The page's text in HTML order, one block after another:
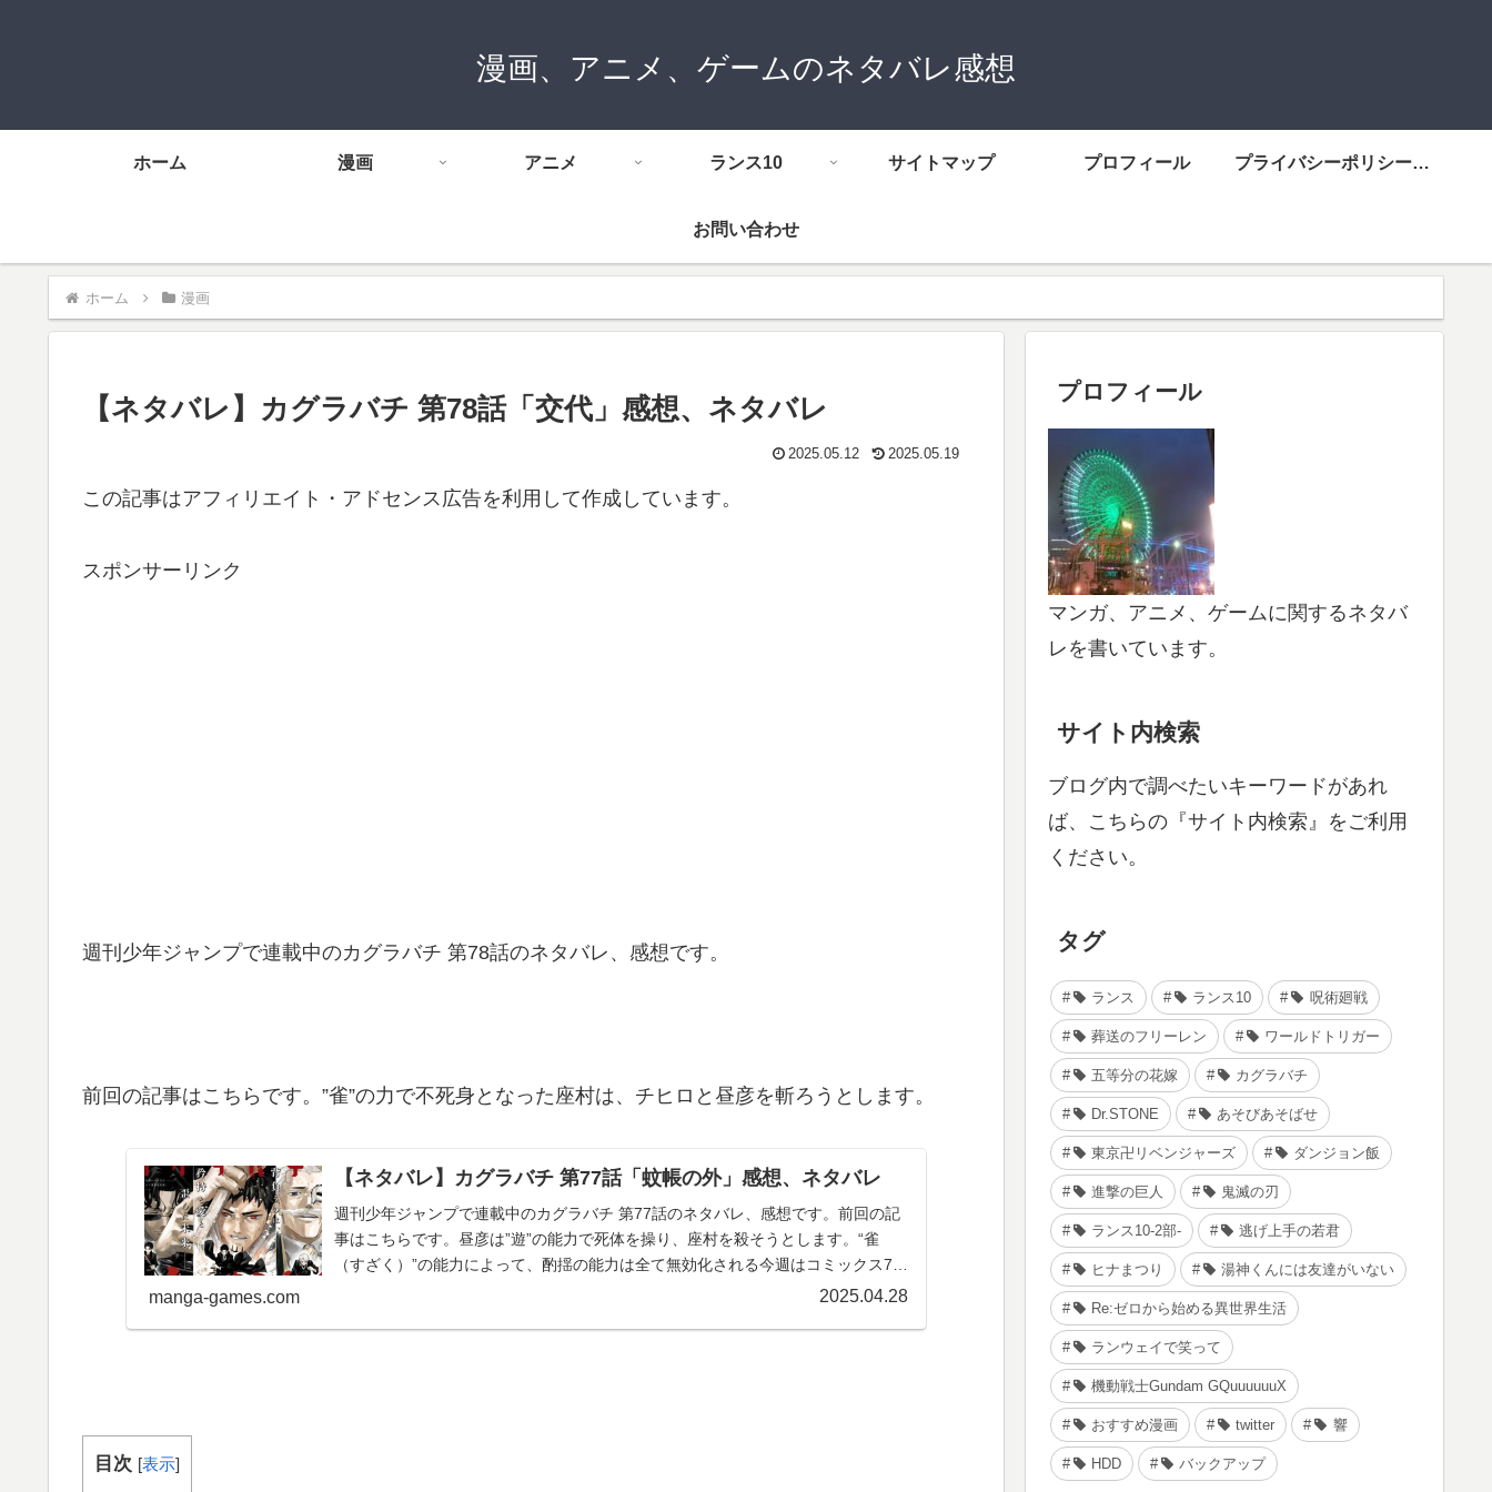
漫画、アニメ、ゲームのネタバレ感想
ホーム 漫画 アニメ ランス10 サイトマップ プロフィール プライバシーポリシーについて
お問い合わせ
ホーム 漫画
【ネタバレ】カグラバチ 第78話「交代」感想、ネタバレ
2025.05.12 2025.05.19
この記事はアフィリエイト・アドセンス広告を利用して作成しています。
スポンサーリンク
週刊少年ジャンプで連載中のカグラバチ 第78話のネタバレ、感想です。
前回の記事はこちらです。”雀”の力で不死身となった座村は、チヒロと昼彦を斬ろうとします。
【ネタバレ】カグラバチ 第77話「蚊帳の外」感想、ネタバレ
週刊少年ジャンプで連載中のカグラバチ 第77話のネタバレ、感想です。前回の記
事はこちらです。昼彦は”遊”の能力で死体を操り、座村を殺そうとします。“雀
（すざく）”の能力によって、酌揺の能力は全て無効化される今週はコミックス7巻
manga-games.com 2025.04.28
目次 [表示]
プロフィール
マンガ、アニメ、ゲームに関するネタバ
レを書いています。
サイト内検索
ブログ内で調べたいキーワードがあれ
ば、こちらの『サイト内検索』をご利用
ください。
タグ
ランス ランス10 呪術廻戦
葬送のフリーレン ワールドトリガー
五等分の花嫁 カグラバチ
Dr.STONE あそびあそばせ
東京卍リベンジャーズ ダンジョン飯
進撃の巨人 鬼滅の刃
ランス10-2部- 逃げ上手の若君
ヒナまつり 湯神くんには友達がいない
Re:ゼロから始める異世界生活
ランウェイで笑って
機動戦士Gundam GQuuuuuuX
おすすめ漫画 twitter 響
HDD バックアップ